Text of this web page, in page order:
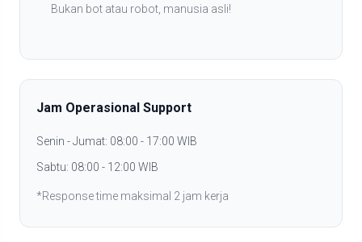
Bukan bot atau robot, manusia asli!
Jam Operasional Support
Senin - Jumat: 08:00 - 17:00 WIB
Sabtu: 08:00 - 12:00 WIB
*Response time maksimal 2 jam kerja